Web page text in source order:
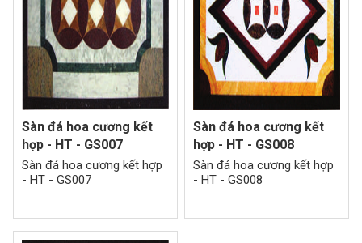
Sàn đá hoa cương kết
hợp - HT - GS007
Sàn đá hoa cương kết hợp
- HT - GS007
Sàn đá hoa cương kết
hợp - HT - GS008
Sàn đá hoa cương kết hợp
- HT - GS008